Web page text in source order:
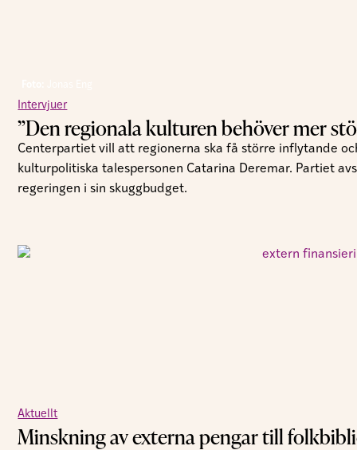
Intervjuer
”Den regionala kulturen behöver mer
Centerpartiet vill att regionerna ska få större inflytande
kulturpolitiska talespersonen Catarina Deremar. Partiet
regeringen i sin skuggbudget.
Aktuellt
Minskning av externa pengar till